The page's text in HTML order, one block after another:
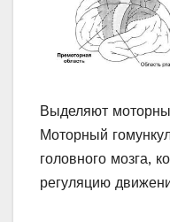
Выделяют
Моторный
головного мозга,
регуляцию